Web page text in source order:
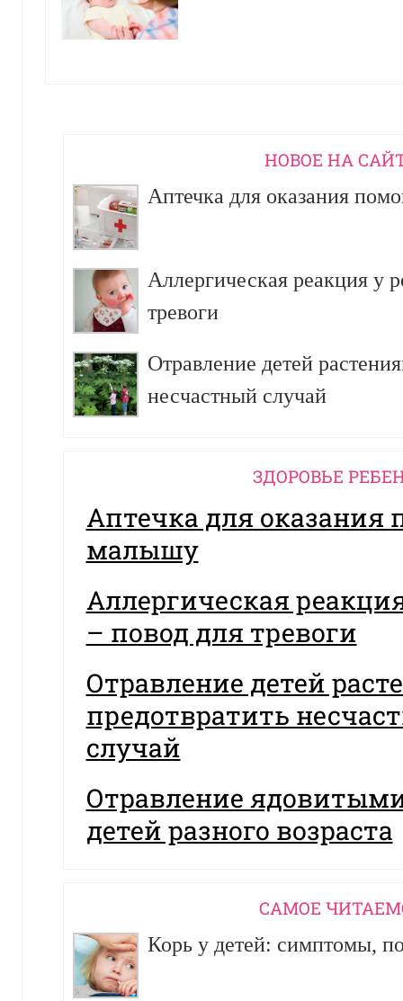
НОВОЕ НА
Аптечка для оказания
Аллергическая реакция у
тревоги
Отравление детей
несчастный случай
ЗДОРОВЬЕ
Аптечка для
малышу
Аллергическая
– повод для тревоги
Отравление детей
предотвратить
случай
Отравление
детей разного возраста
CАМОЕ
Корь у детей: симптомы,